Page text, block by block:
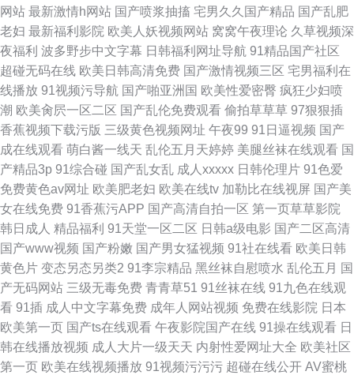
网站 最新激情h网站 国产喷浆抽搐 宅男久久国产精品 国产乱肥
老妇 最新福利影院 欧美人妖视频网站 窝窝午夜理论 久草视频深
夜福利 波多野步中文字幕 日韩福利网址导航 91精品国产社区
超碰无码在线 欧美日韩高清免费 国产激情视频三区 宅男福利在
线播放 91视频污导航 国产啪亚洲国 欧美性爱密臀 疯狂少妇喷
潮 欧美肏屄一区二区 国产乱伦免费观看 偷拍草草草 97狠狠插
香蕉视频下载污版 三级黄色视频网址 午夜99 91日逼视频 国产
成在线观看 萌白酱一线天 乱伦五月天婷婷 美腿丝袜在线观看 国
产精品3p 91综合碰 国产乱女乱 成人xxxxx 日韩伦理片 91色爱
免费黄色av网址 欧美肥老妇 欧美在线tv 加勒比在线视屏 国产美
女在线免费 91香蕉污APP 国产高清自拍一区 第一页草草影院
韩日成人 精品福利 91天堂一区二区 日韩a级电影 国产二区高清
国产www视频 国产粉嫩 国产男女猛视频 91社在线看 欧美日韩
黄色片 变态另态另类2 91李宗精品 黑丝袜自慰喷水 乱伦五月 国
产无码网站 三级无毒免费 青青草51 91丝袜在线 91九色在线观
看 91插 成人中文字幕免费 成年人网站视频 免费在线影院 日本
欧美第一页 国产ts在线观看 午夜影院国产在线 91操在线观看 日
韩在线播放视频 成人大片一级天天 内射性爱网址大全 欧美社区
第一页 欧美在线视频播放 91视频污污污 超碰在线公开 AV蜜桃